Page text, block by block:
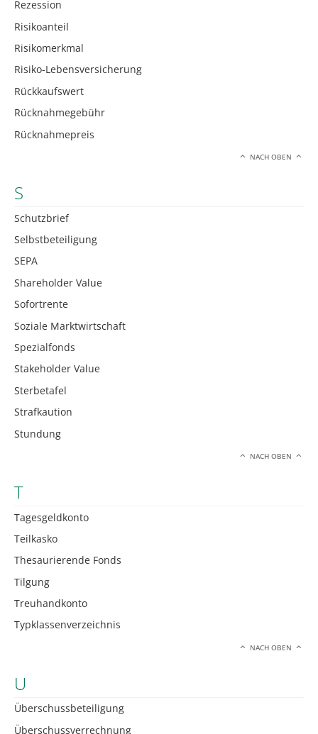
Rezession
Risikoanteil
Risikomerkmal
Risiko-Lebensversicherung
Rückkaufswert
Rücknahmegebühr
Rücknahmepreis
NACH OBEN
S
Schutzbrief
Selbstbeteiligung
SEPA
Shareholder Value
Sofortrente
Soziale Marktwirtschaft
Spezialfonds
Stakeholder Value
Sterbetafel
Strafkaution
Stundung
NACH OBEN
T
Tagesgeldkonto
Teilkasko
Thesaurierende Fonds
Tilgung
Treuhandkonto
Typklassenverzeichnis
NACH OBEN
U
Überschussbeteiligung
Überschussverrechnung